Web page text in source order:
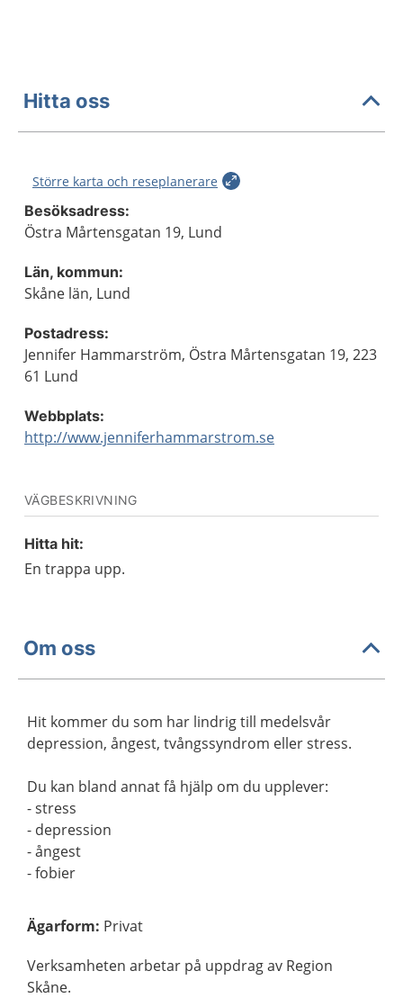
Hitta oss
Större karta och reseplanerare
Besöksadress:
Östra Mårtensgatan 19, Lund
Län, kommun:
Skåne län, Lund
Postadress:
Jennifer Hammarström, Östra Mårtensgatan 19, 223
61 Lund
Webbplats:
http://www.jenniferhammarstrom.se
VÄGBESKRIVNING
Hitta hit:
En trappa upp.
Om oss
Hit kommer du som har lindrig till medelsvår
depression, ångest, tvångssyndrom eller stress.
Du kan bland annat få hjälp om du upplever:
- stress
- depression
- ångest
- fobier
Ägarform: Privat
Verksamheten arbetar på uppdrag av Region
Skåne.